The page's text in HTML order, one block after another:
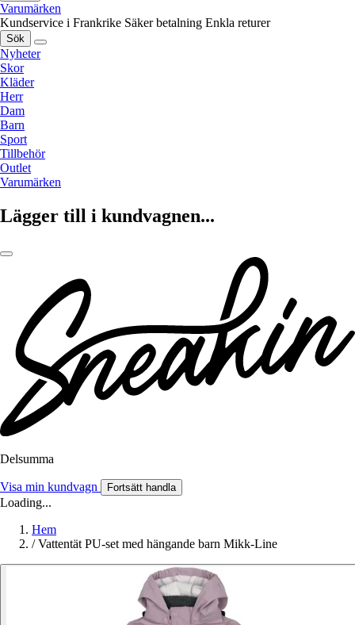
Varumärken
Kundservice i Frankrike Säker betalning Enkla returer
Sök
Nyheter
Skor
Kläder
Herr
Dam
Barn
Sport
Tillbehör
Outlet
Varumärken
Lägger till i kundvagnen...
Delsumma
Visa min kundvagn Fortsätt handla
Loading...
Hem
/ Vattentät PU-set med hängande barn Mikk-Line